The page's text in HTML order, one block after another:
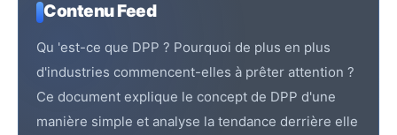
Contenu Feed
Qu 'est-ce que DPP ? Pourquoi de plus en plus
d'industries commencent-elles à prêter attention ?
Ce document explique le concept de DPP d'une
manière simple et analyse la tendance derrière elle